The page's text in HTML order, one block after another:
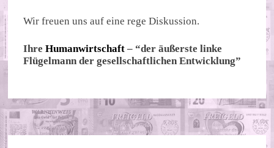
Wir freuen uns auf eine rege Diskussion.
IhreHumanwirtschaft – “der äußerste linke
Flügelmann der gesellschaftlichen Entwicklung”